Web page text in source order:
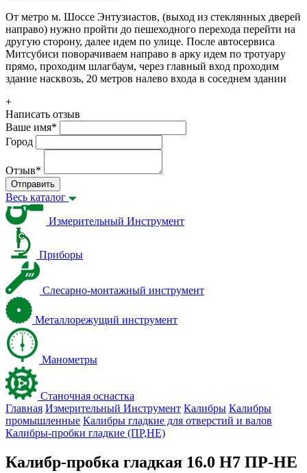
От метро м. Шоссе Энтузиастов, (выход из стеклянных дверей
направо) нужно пройти до пешеходного перехода перейти на
другую сторону, далее идем по улице. После автосервиса
Митсубиси поворачиваем направо в арку идем по тротуару
прямо, проходим шлагбаум, через главный вход проходим
здание насквозь, 20 метров налево входа в соседнем здании
+
Написать отзыв
Ваше имя*
Город
Отзыв*
Отправить
Весь каталог
Измерительный Инструмент
Приборы
Слесарно-монтажный инструмент
Металлорежущий инструмент
Манометры
Станочная оснастка
Главная Измерительный Инструмент Калибры Калибры
промышленные Калибры гладкие для отверстий и валов
Калибры-пробки гладкие (ПР,НЕ)
Калибр-пробка гладкая 16.0 Н7 ПР-НЕ